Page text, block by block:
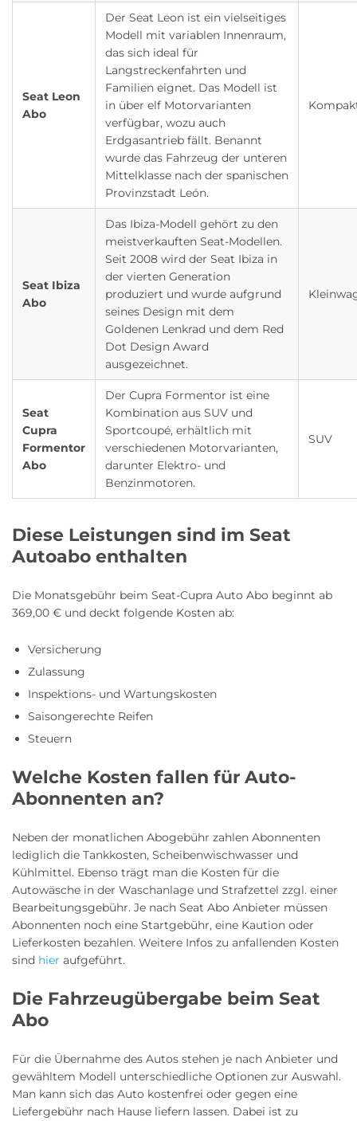
Seat Leon
Abo
Der Seat Leon ist ein vielseitiges
Modell mit variablen Innenraum,
das sich ideal für
Langstreckenfahrten und
Familien eignet. Das Modell ist
in über elf Motorvarianten
verfügbar, wozu auch
Erdgasantrieb fällt. Benannt
wurde das Fahrzeug der unteren
Mittelklasse nach der spanischen
Provinzstadt León.
Seat Ibiza
Abo
Das Ibiza-Modell gehört zu den
meistverkauften Seat-Modellen.
Seit 2008 wird der Seat Ibiza in
der vierten Generation
produziert und wurde aufgrund
seines Design mit dem
Goldenen Lenkrad und dem Red
Dot Design Award
ausgezeichnet.
Seat
Cupra
Formentor
Abo
Der Cupra Formentor ist eine
Kombination aus SUV und
Sportcoupé, erhältlich mit
verschiedenen Motorvarianten,
darunter Elektro- und
Benzinmotoren.
SUV
Diese Leistungen sind im Seat
Autoabo enthalten
Die Monatsgebühr beim Seat-Cupra Auto Abo beginnt ab
369,00 € und deckt folgende Kosten ab:
Versicherung
Zulassung
Inspektions- und Wartungskosten
Saisongerechte Reifen
Steuern
Welche Kosten fallen für Auto-
Abonnenten an?
Neben der monatlichen Abogebühr zahlen Abonnenten
lediglich die Tankkosten, Scheibenwischwasser und
Kühlmittel. Ebenso trägt man die Kosten für die
Autowäsche in der Waschanlage und Strafzettel zzgl. einer
Bearbeitungsgebühr. Je nach Seat Abo Anbieter müssen
Abonnenten noch eine Startgebühr, eine Kaution oder
Lieferkosten bezahlen. Weitere Infos zu anfallenden Kosten
sind hier aufgeführt.
Die Fahrzeugübergabe beim Seat
Abo
Für die Übernahme des Autos stehen je nach Anbieter und
gewähltem Modell unterschiedliche Optionen zur Auswahl.
Man kann sich das Auto kostenfrei oder gegen eine
Liefergebühr nach Hause liefern lassen. Dabei ist zu